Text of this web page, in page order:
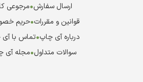
ارسال سفارش•مرجوعی
قوانین و مقررات•حریم
درباره آی چاپ•تماس با
سوالات متداول•مجله آی